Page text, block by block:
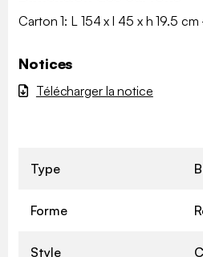
Carton 1: L 154 x l 45 x h 19.5
Notices
Télécharger la notice
Type
Forme
Style